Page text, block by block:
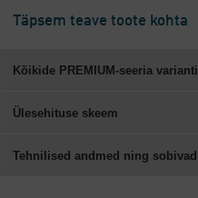
Täpsem teave toote kohta
Kõikide PREMIUM-seeria
Ülesehituse skeem
Tehnilised andmed ning